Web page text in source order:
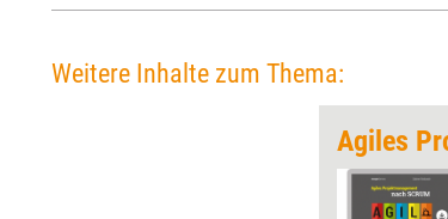
Weitere Inhalte zum Thema: